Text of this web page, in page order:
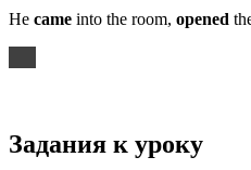
He came into the room, opened
Задания к уроку